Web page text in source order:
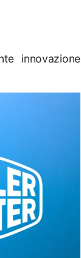
innovazione